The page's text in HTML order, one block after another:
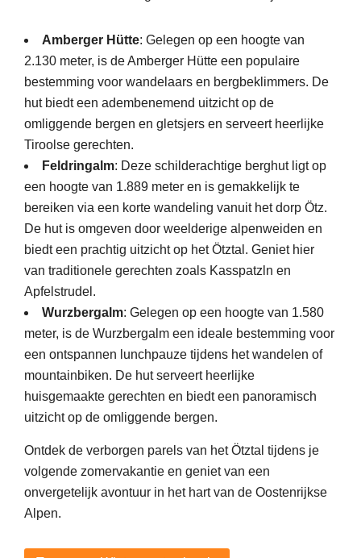
Amberger Hütte: Gelegen op een hoogte van
2.130 meter, is de Amberger Hütte een populaire
bestemming voor wandelaars en bergbeklimmers. De
hut biedt een adembenemend uitzicht op de
omliggende bergen en gletsjers en serveert heerlijke
Tiroolse gerechten.
Feldringalm: Deze schilderachtige berghut ligt op
een hoogte van 1.889 meter en is gemakkelijk te
bereiken via een korte wandeling vanuit het dorp Ötz.
De hut is omgeven door weelderige alpenweiden en
biedt een prachtig uitzicht op het Ötztal. Geniet hier
van traditionele gerechten zoals Kasspatzln en
Apfelstrudel.
Wurzbergalm: Gelegen op een hoogte van 1.580
meter, is de Wurzbergalm een ideale bestemming voor
een ontspannen lunchpauze tijdens het wandelen of
mountainbiken. De hut serveert heerlijke
huisgemaakte gerechten en biedt een panoramisch
uitzicht op de omliggende bergen.
Ontdek de verborgen parels van het Ötztal tijdens je
volgende zomervakantie en geniet van een
onvergetelijk avontuur in het hart van de Oostenrijkse
Alpen.